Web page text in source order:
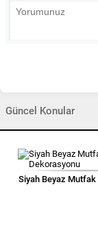
Güncel Konular
Siyah Beyaz